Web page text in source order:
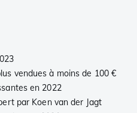
vendues à moins de 100 €
en 2022
par Koen van der Jagt